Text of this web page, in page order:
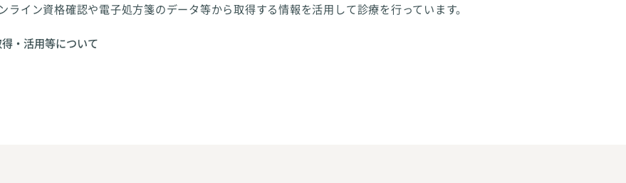
イン資格確認や電子処方箋のデータ等から取得する情報を活用して診療を行っています。
・活用等について